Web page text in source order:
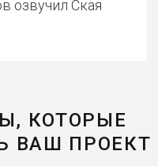
озвучил Ская
КОТОРЫЕ
ВАШ ПРОЕКТ